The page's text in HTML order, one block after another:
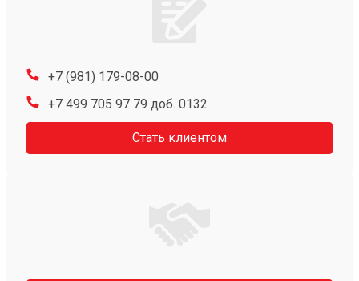
+7 (981) 179-08-00
+7 499 705 97 79 доб. 0132
Стать клиентом